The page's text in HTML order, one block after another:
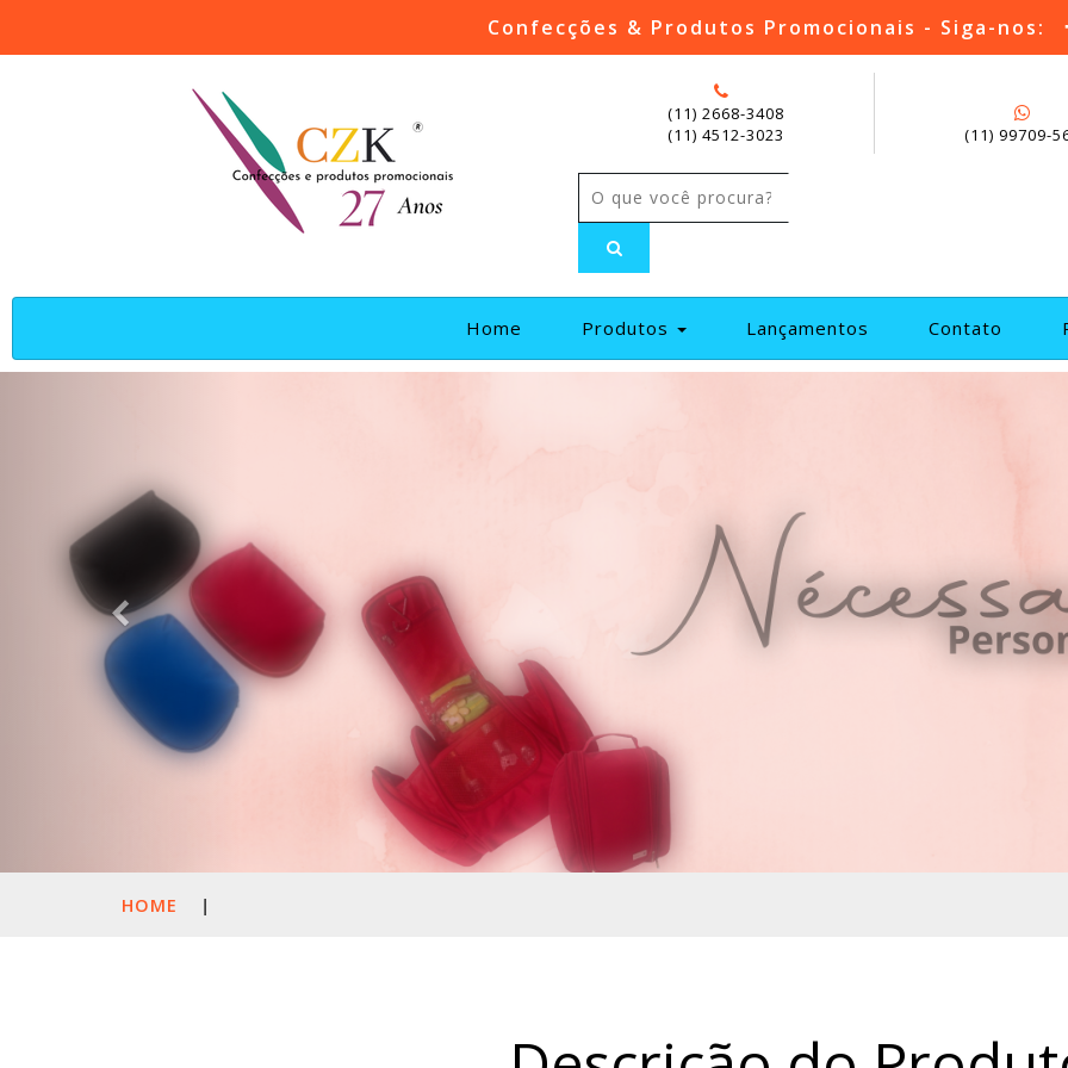
Confecções & Produtos Promocionais - Siga-nos:
(11) 2668-3408
(11) 4512-3023
(11) 99709-
Home (current)Produtos Lançamentos Contato
HOME |